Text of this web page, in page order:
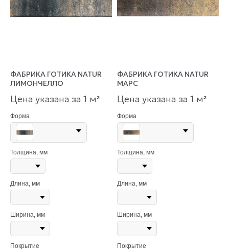
ФАБРИКА ГОТИКА NATUR
ЛИМОНЧЕЛЛО
Цена указана за 1 м²
Форма
Толщина, мм
Длина, мм
Ширина, мм
Покрытие
ФАБРИКА ГОТИКА NATUR
МАРС
Цена указана за 1 м²
Форма
Толщина, мм
Длина, мм
Ширина, мм
Покрытие